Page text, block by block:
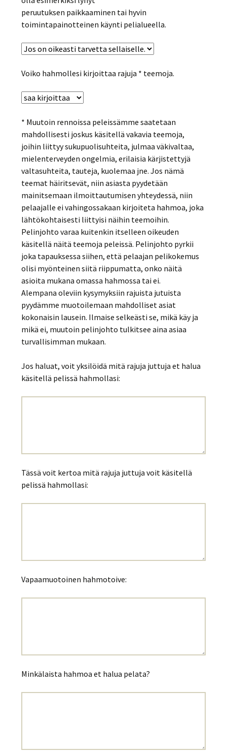
peruutuksen paikkaaminen tai hyvin
toimintapainotteinen käynti pelialueella.
Voiko hahmollesi kirjoittaa rajuja * teemoja.
* Muutoin rennoissa peleissämme saatetaan
mahdollisesti joskus käsitellä vakavia teemoja,
joihin liittyy sukupuolisuhteita, julmaa väkivaltaa,
mielenterveyden ongelmia, erilaisia kärjistettyjä
valtasuhteita, tauteja, kuolemaa jne. Jos nämä
teemat häiritsevät, niin asiasta pyydetään
mainitsemaan ilmoittautumisen yhteydessä, niin
pelaajalle ei vahingossakaan kirjoiteta hahmoa, joka
lähtökohtaisesti liittyisi näihin teemoihin.
Pelinjohto varaa kuitenkin itselleen oikeuden
käsitellä näitä teemoja peleissä. Pelinjohto pyrkii
joka tapauksessa siihen, että pelaajan pelikokemus
olisi myönteinen siitä riippumatta, onko näitä
asioita mukana omassa hahmossa tai ei.
Alempana oleviin kysymyksiin rajuista jutuista
pyydämme muotoilemaan mahdolliset asiat
kokonaisin lausein. Ilmaise selkeästi se, mikä käy ja
mikä ei, muutoin pelinjohto tulkitsee aina asiaa
turvallisimman mukaan.
Jos haluat, voit yksilöidä mitä rajuja juttuja et halua
käsitellä pelissä hahmollasi:
Tässä voit kertoa mitä rajuja juttuja voit käsitellä
pelissä hahmollasi:
Vapaamuotoinen hahmotoive:
Minkälaista hahmoa et halua pelata?